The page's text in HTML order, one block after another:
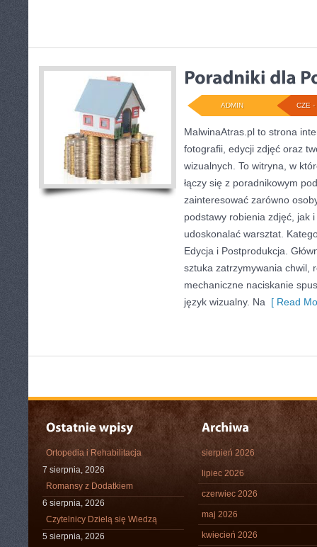
CZE -
ADMIN
MalwinaAtras.pl to strona
fotografii, edycji zdjęć oraz
wizualnych. To witryna, w
łączy się z poradnikowym
zainteresować zarówno
podstawy robienia zdjęć, jak
udoskonalać warsztat.
Edycja i Postprodukcja.
sztuka zatrzymywania chwil,
mechaniczne naciskanie
język wizualny. Na [ Read
Ortopedia i Rehabilitacja
7 sierpnia, 2026
Romansy z Dodatkiem
6 sierpnia, 2026
Czytelnicy Dzielą się Wiedzą
5 sierpnia, 2026
sierpień 2026
lipiec 2026
czerwiec 2026
maj 2026
kwiecień 2026